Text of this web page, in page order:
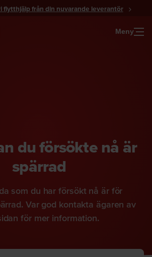
flytthjälp från din nuvarande leverantör
Meny
du försökte nå är
spärrad
som du har försökt nå är för
Var god kontakta ägaren av
för mer information.